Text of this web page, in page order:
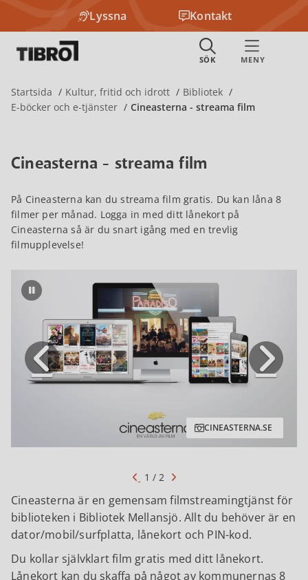
Lyssna Kontakt
Startsida Kultur, fritid och idrott
Bibliotek
E-böcker och e-tjänster
Cineasterna - streama film
Cineasterna - streama film
På Cineasterna kan du streama film gratis. Du kan låna 8
filmer per månad. Logga in med ditt lånekort på
Cineasterna så är du snart igång med en trevlig
filmupplevelse!
Pausa bildspel
CINEASTERNA.SE
1 / 2
Cineasterna är en gemensam filmstreamingtjänst för
biblioteken i Bibliotek Mellansjö. Allt du behöver är en
dator/mobil/surfplatta, lånekort och PIN-kod.
Du kollar självklart film gratis med ditt lånekort.
Lånekort kan du skaffa på något av kommunernas 8